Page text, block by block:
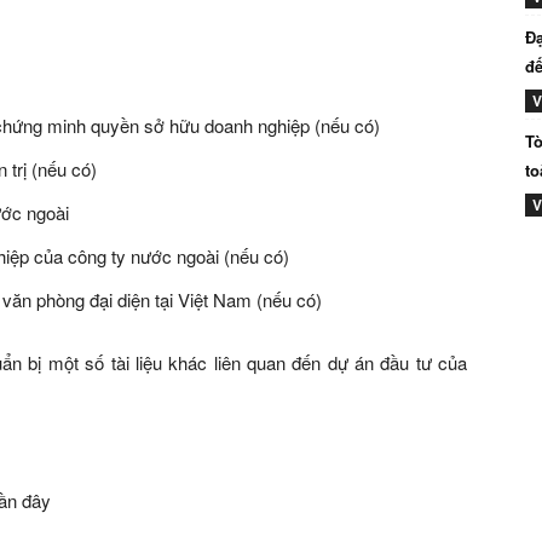
minh quyền sở hữu doanh nghiệp (nếu có)
trị (nếu có)
ngoài
của công ty nước ngoài (nếu có)
phòng đại diện tại Việt Nam (nếu có)
bị một số tài liệu khác liên quan đến dự án đầu tư của
đây